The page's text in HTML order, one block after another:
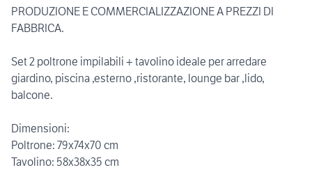
PRODUZIONE E COMMERCIALIZZAZIONE A PREZZI DI
FABBRICA.
Set 2 poltrone impilabili + tavolino ideale per arredare
giardino, piscina ,esterno ,ristorante, lounge bar ,lido,
balcone.
Dimensioni:
Poltrone: 79x74x70 cm
Tavolino: 58x38x35 cm